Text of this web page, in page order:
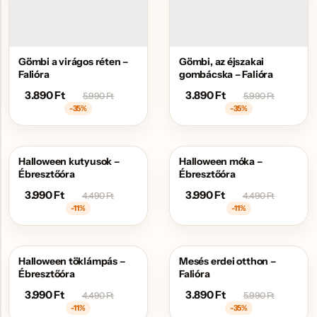
Gömbi a virágos réten –
Falióra
3.890Ft 5.990Ft
-35%
Gömbi, az éjszakai
gombácska – Falióra
3.890Ft 5.990Ft
-35%
AKCIÓS
Halloween kutyusok –
Ébresztőóra
3.990Ft 4.490Ft
-11%
AKCIÓS
Halloween móka –
Ébresztőóra
3.990Ft 4.490Ft
-11%
AKCIÓS
Halloween töklámpás –
Ébresztőóra
3.990Ft 4.490Ft
-11%
AKCIÓS
Mesés erdei otthon –
Falióra
3.890Ft 5.990Ft
-35%